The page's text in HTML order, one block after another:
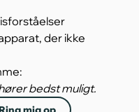
der ikke
bedst muligt.